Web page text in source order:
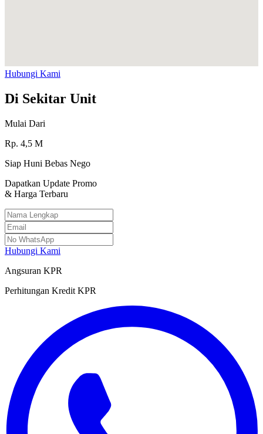
Hubungi Kami
Di Sekitar Unit
Mulai Dari
Rp. 4,5 M
Siap Huni Bebas Nego
Dapatkan Update Promo
& Harga Terbaru
Hubungi Kami
Angsuran KPR
Perhitungan Kredit KPR